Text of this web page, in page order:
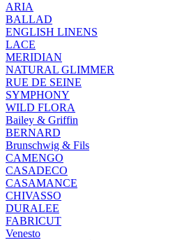
ARIA
BALLAD
ENGLISH LINENS
LACE
MERIDIAN
NATURAL GLIMMER
RUE DE SEINE
SYMPHONY
WILD FLORA
Bailey & Griffin
BERNARD
Brunschwig & Fils
CAMENGO
CASADECO
CASAMANCE
CHIVASSO
DURALEE
FABRICUT
Venesto